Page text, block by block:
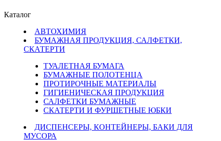
Каталог
АВТОХИМИЯ
БУМАЖНАЯ ПРОДУКЦИЯ, САЛФЕТКИ,
СКАТЕРТИ
ТУАЛЕТНАЯ БУМАГА
БУМАЖНЫЕ ПОЛОТЕНЦА
ПРОТИРОЧНЫЕ МАТЕРИАЛЫ
ГИГИЕНИЧЕСКАЯ ПРОДУКЦИЯ
САЛФЕТКИ БУМАЖНЫЕ
СКАТЕРТИ И ФУРШЕТНЫЕ ЮБКИ
ДИСПЕНСЕРЫ, КОНТЕЙНЕРЫ, БАКИ ДЛЯ
МУСОРА